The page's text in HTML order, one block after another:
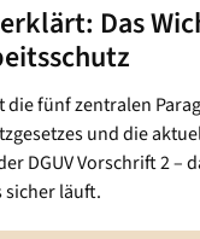
Das
die fünf zentralen
und die
DGUV Vorschrift 2 –
sicher läuft.